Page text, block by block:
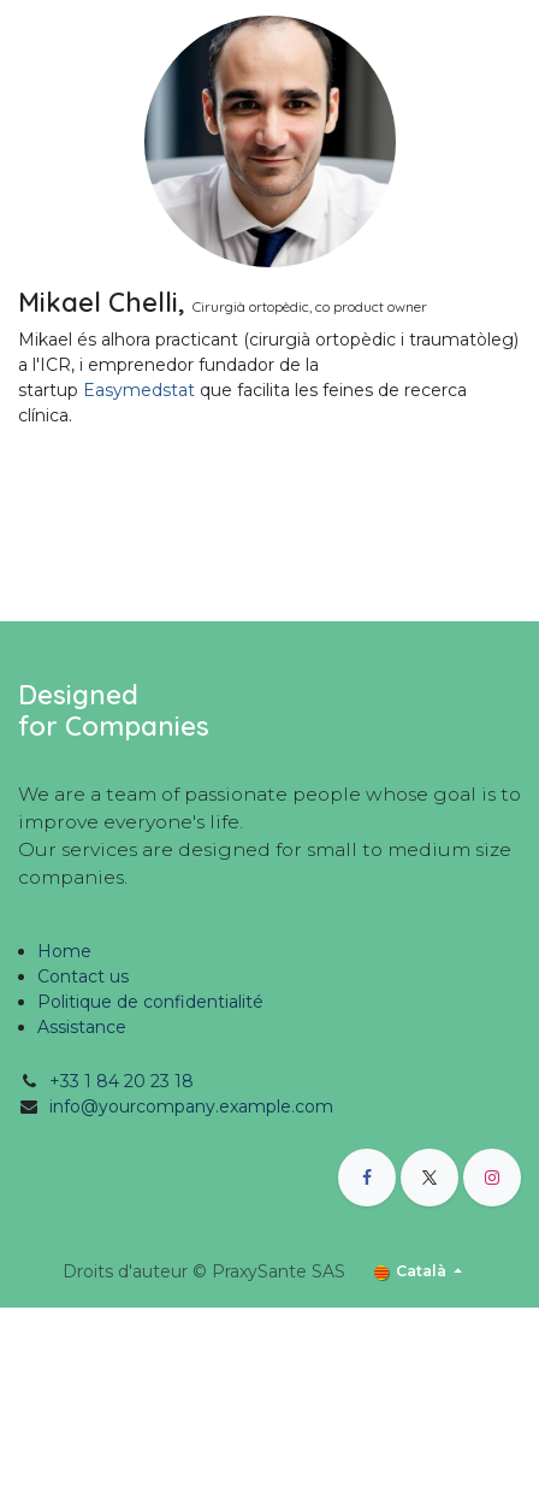
Mikael Chelli, Cirurgià ortopèdic, co product owner
Mikael és alhora practicant (cirurgià ortopèdic i traumatòleg)
a l'ICR, i emprenedor fundador de la
startup Easymedstat que facilita les feines de recerca
clínica.
Designed
for Companies
We are a team of passionate people whose goal is to
improve everyone's life.
Our services are designed for small to medium size
companies.
Home
Contact us
Politique de confidentialité
Assistance
+33 1 84 20 23 18
info@yourcompany.example.com
Droits d'auteur © PraxySante SAS Català